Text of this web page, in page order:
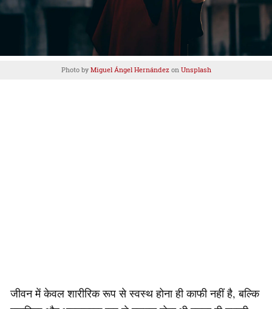
Photo by Miguel Ángel Hernándezon Unsplash
जीवन में केवल शारीरिक रूप से स्वस्थ होना ही काफी नहीं है, बल्कि